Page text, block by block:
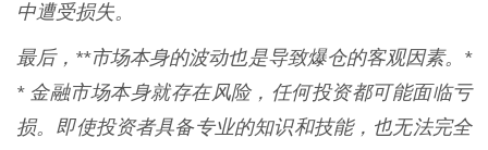
中遭受损失。
最后，**市场本身的波动也是导致爆仓的客观因素。*
* 金融市场本身就存在风险，任何投资都可能面临亏
损。即使投资者具备专业的知识和技能，也无法完全